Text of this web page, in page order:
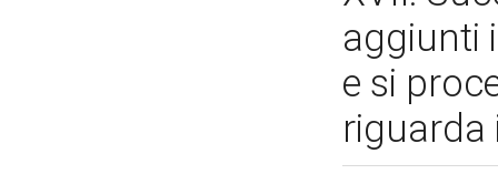
aggiunti
e si
riguarda